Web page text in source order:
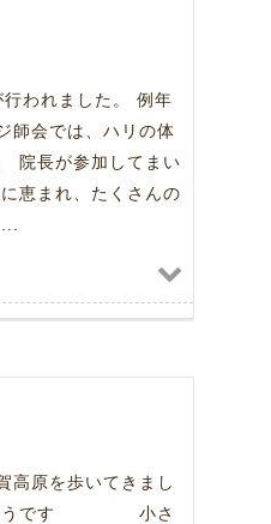
われました。 例年
師会では、ハリの体
院長が参加してまい
恵まれ、たくさんの
原を歩いてきまし
そうです 小さ